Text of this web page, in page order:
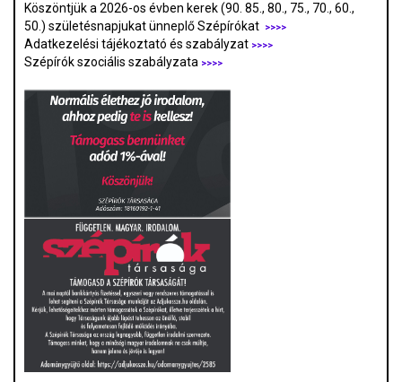
Köszöntjük a 2026-os évben kerek (90. 85., 80., 75., 70., 60.,
50.) születésnapjukat ünneplő Szépírókat
>>>>
Adatkezelési tájékoztató és szabályzat >>>>
Szépírók szociális szabályzata >>>>